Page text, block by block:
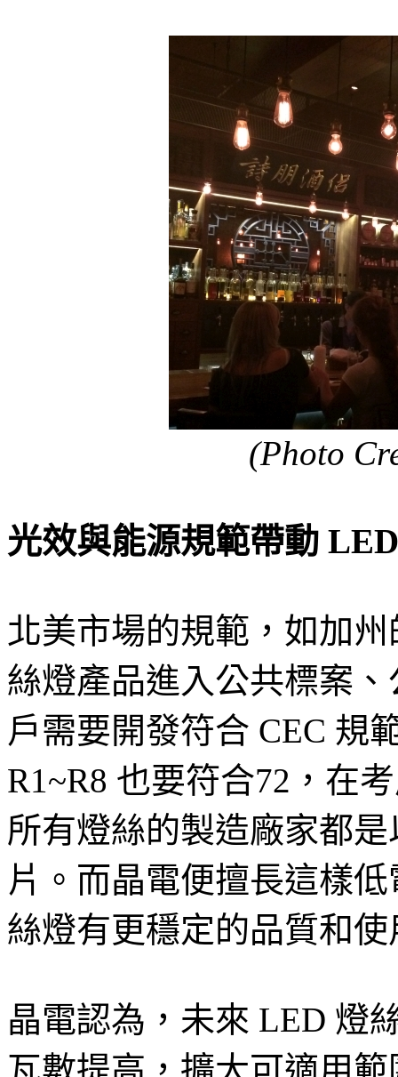
(Photo
光效與能源規範帶動
北美市場的規範，如加
絲燈產品進入公共標案
戶需要開發符合 CEC 規
R1~R8 也要符合72，在
所有燈絲的製造廠家都
片。而晶電便擅長這樣
絲燈有更穩定的品質和
晶電認為，未來 LED 燈
瓦數提高，擴大可適用